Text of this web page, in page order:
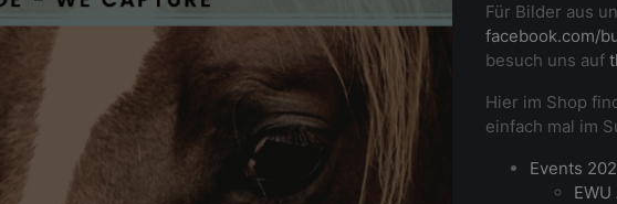
Für Bilder aus
facebook.com/
besuch uns auf
Hier im Shop
einfach mal im
Events